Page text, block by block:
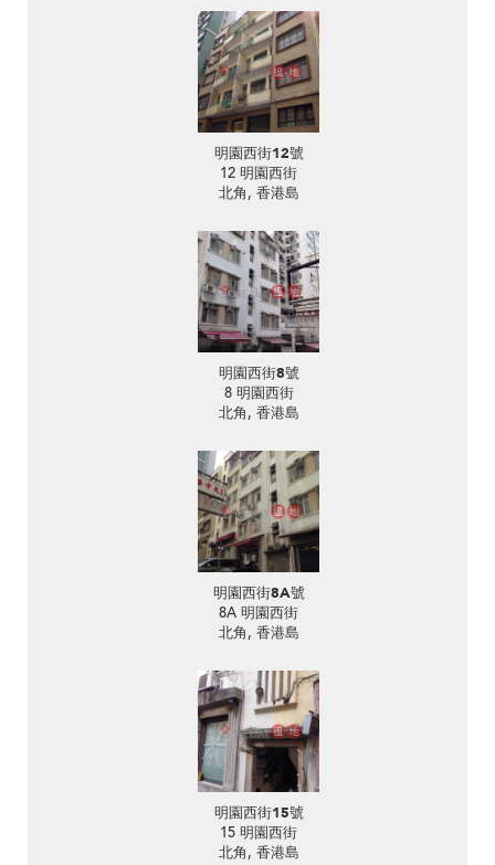
明園西街12號
12 明園西街
北角, 香港島
明園西街8號
8 明園西街
北角, 香港島
明園西街8A號
8A 明園西街
北角, 香港島
明園西街15號
15 明園西街
北角, 香港島